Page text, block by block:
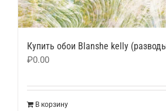
Купить обои Blanshe kelly
₽0.00
В корзину